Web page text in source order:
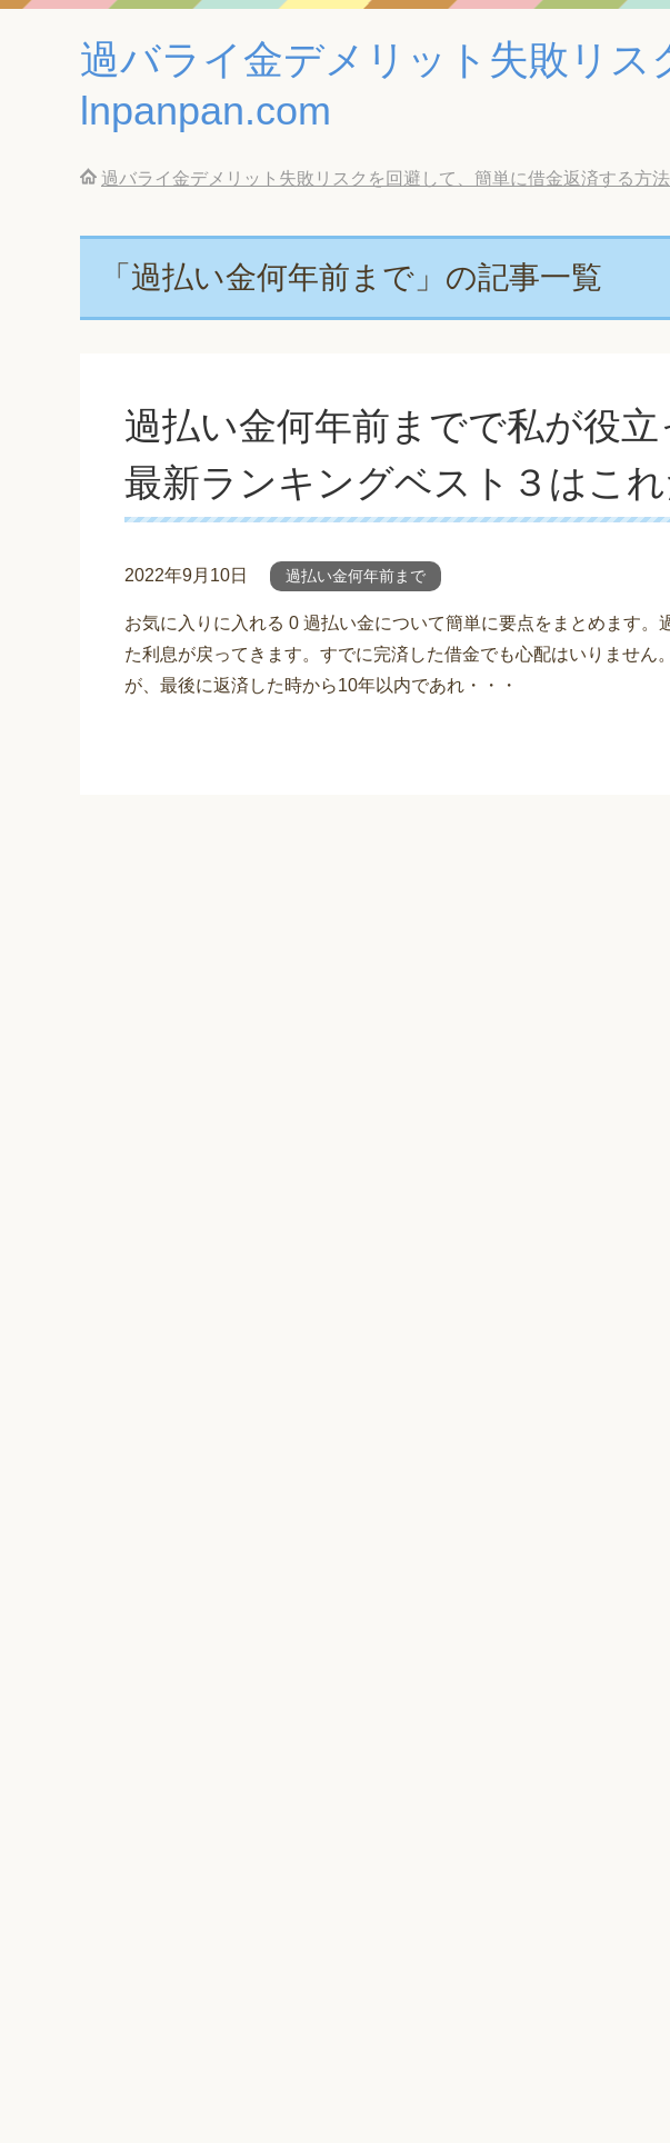
過バライ金デメリット失敗リ
lnpanpan.com
過バライ金デメリット失敗リスクを回避して、簡単に借金返済する方
「過払い金何年前まで」の記事一覧
過払い金何年前までで私が役
最新ランキングベスト３はこれ
2022年9月10日 過払い金何年前まで
お気に入りに入れる 0 過払い金について簡単に要点をまとめます。
た利息が戻ってきます。すでに完済した借金でも心配はいりません
が、最後に返済した時から10年以内であれ・・・